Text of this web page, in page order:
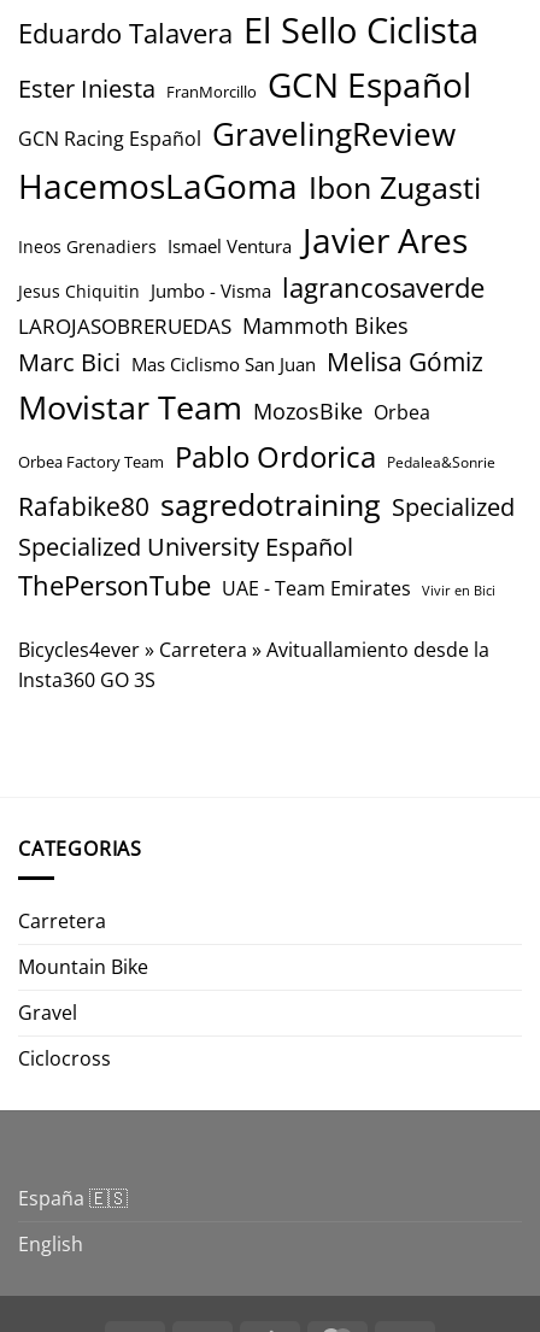
Eduardo Talavera El Sello Ciclista
Ester Iniesta FranMorcillo GCN Español
GCN Racing Español GravelingReview
HacemosLaGoma Ibon Zugasti
Ineos Grenadiers Ismael Ventura Javier Ares
Jesus Chiquitin Jumbo - Visma lagrancosaverde
LAROJASOBRERUEDAS Mammoth Bikes
Marc Bici Mas Ciclismo San Juan Melisa Gómiz
Movistar Team MozosBike Orbea
Orbea Factory Team Pablo Ordorica Pedalea&Sonrie
Rafabike80 sagredotraining Specialized
Specialized University Español
ThePersonTube UAE - Team Emirates Vivir en Bici
Bicycles4ever» Carretera »Avituallamiento desde la
Insta360 GO 3S
CATEGORIAS
Carretera
Mountain Bike
Gravel
Ciclocross
España 🇪🇸
English